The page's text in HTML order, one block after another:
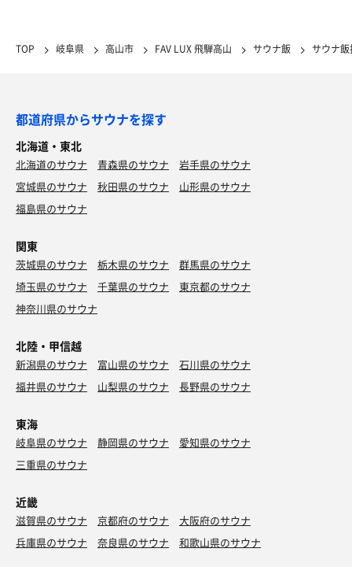
TOP 岐阜県 高山市 FAV LUX 飛騨高山 サウナ飯 サウナ
都道府県からサウナを探す
北海道・東北
北海道のサウナ 青森県のサウナ
岩手県のサウナ
宮城県のサウナ
秋田県のサウナ
山形県のサウナ
福島県のサウナ
関東
茨城県のサウナ 栃木県のサウナ
群馬県のサウナ
埼玉県のサウナ
千葉県のサウナ
東京都のサウナ
神奈川県のサウナ
北陸・甲信越
新潟県のサウナ 富山県のサウナ
石川県のサウナ
福井県のサウナ
山梨県のサウナ 長野県のサウナ
東海
岐阜県のサウナ 静岡県のサウナ
愛知県のサウナ
三重県のサウナ
近畿
滋賀県のサウナ 京都府のサウナ
大阪府のサウナ
兵庫県のサウナ
奈良県のサウナ 和歌山県のサウナ